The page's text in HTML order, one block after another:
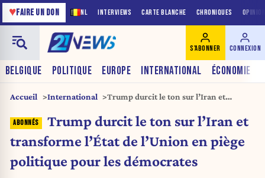
NL INTERVIEWS CARTE BLANCHE CHRONIQUES
♥FAIRE UN DON
BELGIQUE POLITIQUE EUROPE INTERNATIONAL ÉCONOMIE
S'ABONNER CONNEXION
Accueil International
Trump durcit le ton sur l’Iran et
politique pour les démocrates
Trump durcit le ton sur l’Iran et
transforme l’État de l’Union en piège
politique pour les démocrates